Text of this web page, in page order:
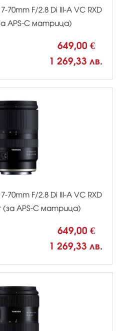
F/2.8 Di III-A VC RXD
APS-C матрица)
649,00 €
1 269,33 лв.
F/2.8 Di III-A VC RXD
(за APS-C матрица)
649,00 €
1 269,33 лв.